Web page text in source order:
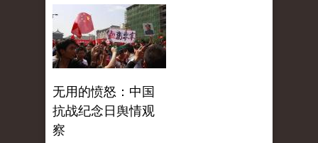
无用的愤怒：中国
抗战纪念日舆情观
察